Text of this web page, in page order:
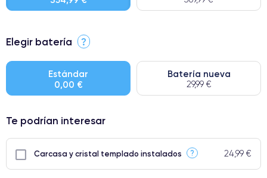
⭐ Premium
● Batería: uso intensivo.
● Solo el 5% de nuestros teléfonos tienen una categoría Premium.
Elegir batería ?
Estándar
0,00 €
Batería nueva
29,99 €
Te podrían interesar
Carcasa y cristal templado instalados ? 24,99 €